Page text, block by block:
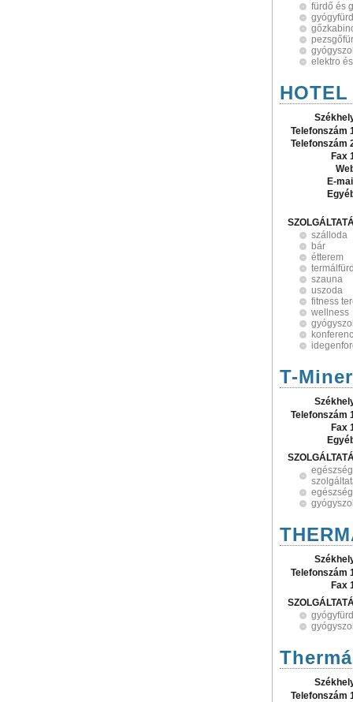
fürdő és
elektro
Telefonszám
Telefonszám
Fax
E-
szálloda
bár
étterem
szauna
uszoda
fitness
wellness
T-
Telefonszám
Fax
Telefonszám
Fax
Telefonszám